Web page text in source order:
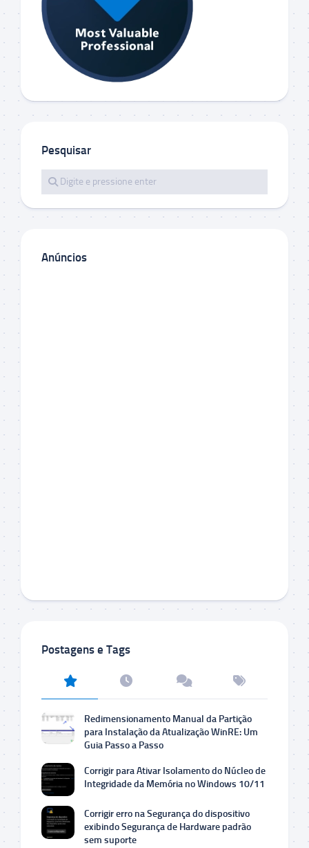
Pesquisar
Anúncios
Postagens e Tags
Redimensionamento Manual da Partição
para Instalação da Atualização WinRE: Um
Guia Passo a Passo
Corrigir para Ativar Isolamento do Núcleo de
Integridade da Memória no Windows 10/11
Corrigir erro na Segurança do dispositivo
exibindo Segurança de Hardware padrão
sem suporte